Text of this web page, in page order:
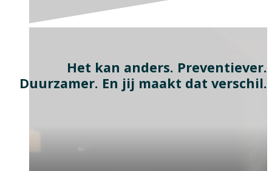
Het kan anders. Preventiever.
Duurzamer. En jij maakt dat verschil.